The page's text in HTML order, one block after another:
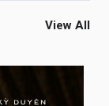
View All